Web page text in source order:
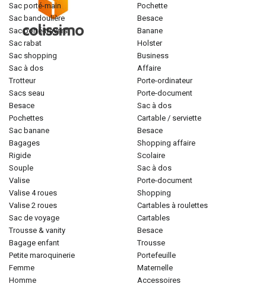
sac porté-main
sac bandoulière
sac porté-travers
sac rabat
sac shopping
sac à dos
trotteur
sacs seau
besace
pochettes
sac banane
bagages
rigide
souple
valise
valise 4 roues
valise 2 roues
sac de voyage
trousse & vanity
bagage enfant
petite maroquinerie
femme
homme
pochette
besace
banane
holster
business
affaire
porte-ordinateur
porte-document
sac à dos
cartable / serviette
besace
shopping affaire
scolaire
sac à dos
porte-document
shopping
cartables à roulettes
cartables
besace
trousse
portefeuille
maternelle
accessoires